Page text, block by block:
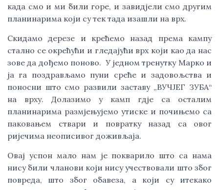
када смо и ми били горе, и завидјели смо другим
планинарима који су тек тада изашли на врх.
Скидамо дерезе и крећемо назад према кампу
стално се окрећући и гледајући врх који као да нас
зове да дођемо поново. У једном тренутку Марко и
ја га поздрављамо пуни среће и задовољства и
поносни што смо развили заставу „ВУЧЈЕГ ЗУБА“
на врху. Долазимо у камп гдје са осталим
планинарима размјењујемо утиске и почињемо са
паковањем ствари и повратку назад са овог
ријечима неописивог доживљаја.
Овај успон мало нам је покварило што са нама
нису били чланови који нису учествовали што због
повреда, што због обавеза, а који су итекако